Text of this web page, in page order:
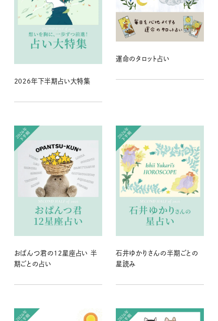
2026年下半期占い大特集
運命のタロット占い
おぱんつ君の12星座占い 半
期ごとの占い
石井ゆかりさんの半期ごとの
星読み